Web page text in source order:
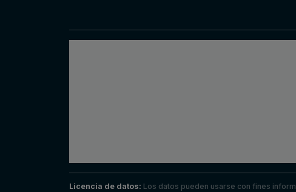
Licencia de datos: Los datos pueden usarse con fines